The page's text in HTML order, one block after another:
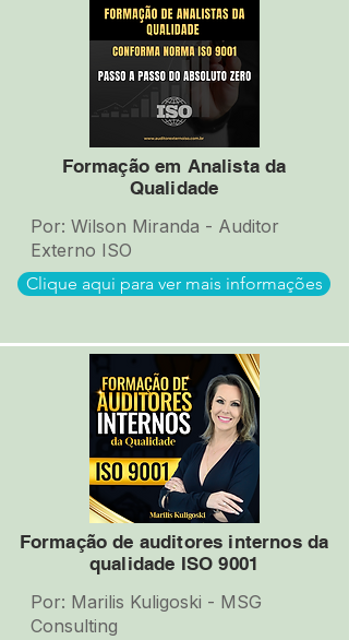
Formação em Analista da
Qualidade
Por: Wilson Miranda - Auditor
Externo ISO
Clique aqui para ver mais informações
Formação de auditores internos da
qualidade ISO 9001
Por: Marilis Kuligoski - MSG
Consulting